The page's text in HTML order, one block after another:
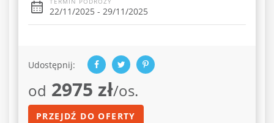
22/11/2025 - 29/11/2025
Udostępnij:
od 2975 zł/os.
PRZEJDŹ DO OFERTY